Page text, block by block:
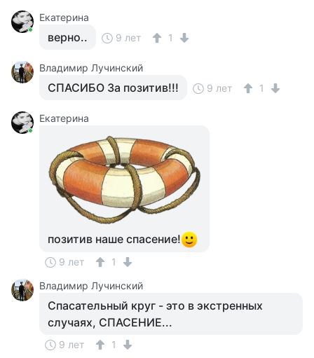
Екатерина
верно.. 9 лет 1
Владимир Лучинский
СПАСИБО За позитив!!! 9 лет 1
Екатерина
позитив наше спасение!
9 лет
1
Владимир Лучинский
Спасательный круг - это в экстренных
случаях, СПАСЕНИЕ...
9 лет 1